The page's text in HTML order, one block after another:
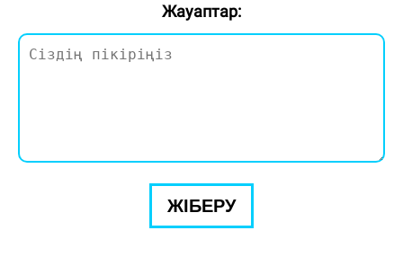
Жауаптар:
ЖІБЕРУ